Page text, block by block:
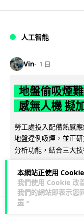
本網站正使用 Cookie
我們使用 Cookie 改
我們的網站即表示您
策 。
人工智能
Vin 1 日
地盤偷吸煙
感無人機 擬
勞工處投入配備熱感
地盤違例吸煙，並正
分析功能，結合三大
246 55 ↗